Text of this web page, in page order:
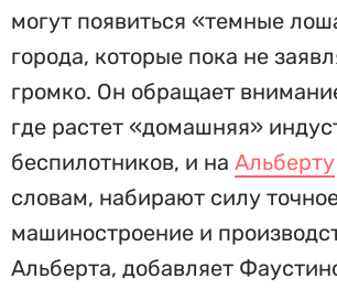
могут появиться «темные
города, которые пока не
громко. Он обращает
где растет «домашняя»
беспилотников, и на Альберту
словам, набирают силу
машиностроение и
Альберта, добавляет